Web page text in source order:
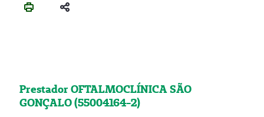
Prestador OFTALMOCLÍNICA SÃO
GONÇALO (55004164-2)